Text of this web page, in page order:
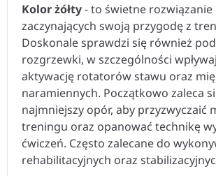
Kolor żółty- to świetne rozwiązanie
zaczynających swoją przygodę z
Doskonale sprawdzi się również
rozgrzewki, w szczególności
aktywację rotatorów stawu oraz
naramiennych. Początkowo zaleca
najmniejszy opór, aby przyzwyczaić
treningu oraz opanować technikę
ćwiczeń. Często zalecane do
rehabilitacyjnych oraz